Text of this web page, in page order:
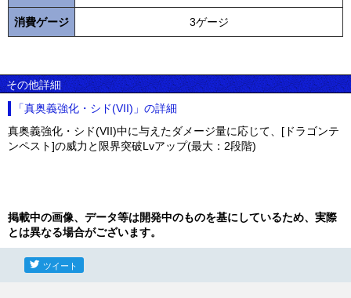
消費ゲージ 3ゲージ
その他詳細
「真奥義強化・シド(VII)」の詳細
真奥義強化・シド(VII)中に与えたダメージ量に応じて、[ドラゴンテ
ンペスト]の威力と限界突破Lvアップ(最大：2段階)
掲載中の画像、データ等は開発中のものを基にしているため、実際
とは異なる場合がございます。
ツイート